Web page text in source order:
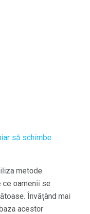
să schimbe
metode
ce oamenii se
Învățând mai
acestor